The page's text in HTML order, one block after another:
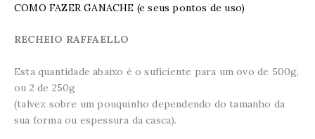
COMO FAZER GANACHE (e seus pontos de uso)
RECHEIO RAFFAELLO
Esta quantidade abaixo é o suficiente para um ovo de 500g,
ou 2 de 250g
(talvez sobre um pouquinho dependendo do tamanho da
sua forma ou espessura da casca).